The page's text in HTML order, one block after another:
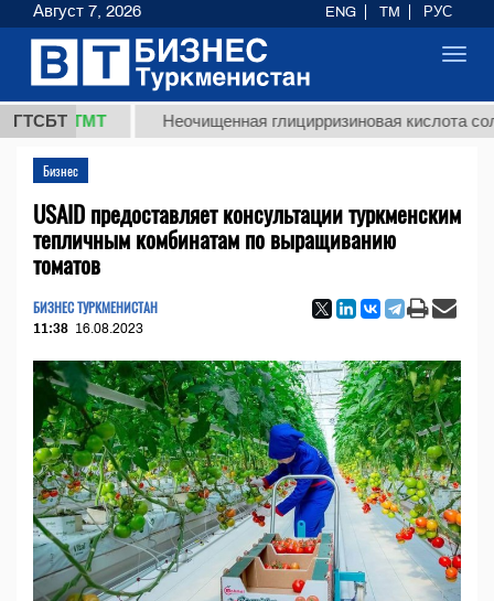
ГТСБТ
ТМТ Неочищенная глицирризиновая кислота
Бизнес
USAID предоставляет консультации туркменским
тепличным комбинатам по выращиванию
томатов
БИЗНЕС ТУРКМЕНИСТАН
11:38 16.08.2023
Август 7, 2026 ENG TM РУС